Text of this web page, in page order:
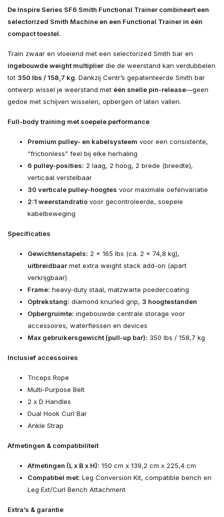
De Inspire Series SF6 Smith Functional Trainer combineert een
selectorized Smith Machine en een Functional Trainer in één
compact toestel.
Train zwaar en vloeiend met een selectorized Smith bar en
ingebouwde weight multiplier die de weerstand kan verdubbelen
tot 350 lbs / 158,7 kg. Dankzij Centr’s gepatenteerde Smith bar
ontwerp wissel je weerstand met één snelle pin-release—geen
gedoe met schijven wisselen, opbergen of laten vallen.
Full-body training met soepele performance
Premium pulley- en kabelsysteem voor een consistente,
“frictionless” feel bij elke herhaling
6 pulley-posities: 2 laag, 2 hoog, 2 brede (breedte),
verticaal verstelbaar
30 verticale pulley-hoogtes voor maximale oefenvariatie
2:1 weerstandratio voor gecontroleerde, soepele
kabelbeweging
Specificaties
Gewichtenstapels: 2 x 165 lbs (ca. 2 x 74,8 kg),
uitbreidbaar met extra weight stack add-on (apart
verkrijgbaar)
Frame: heavy-duty staal, matzwarte poedercoating
Optrekstang: diamond knurled grip, 3 hoogtestanden
Opbergruimte: ingebouwde centrale storage voor
accessoires, waterflessen en devices
Max gebruikersgewicht (pull-up bar): 350 lbs / 158,7 kg
Inclusief accessoires
Triceps Rope
Multi-Purpose Belt
2 x D Handles
Dual Hook Curl Bar
Ankle Strap
Afmetingen & compatibiliteit
Afmetingen (L x B x H): 150 cm x 139,2 cm x 225,4 cm
Compatibel met: Leg Conversion Kit, compatible bench en
Leg Ext/Curl Bench Attachment
Extra’s & garantie